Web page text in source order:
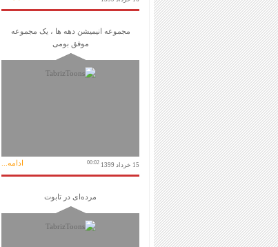
مجموعه انیمیشن دهه ها ، یک مجموعه
موفق بومی
15 خرداد 1399 00:02 ادامه...
مرده‌ای در تابوت